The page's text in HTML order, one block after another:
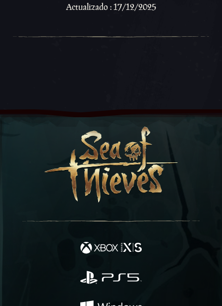
Actualizado : 17/12/2025